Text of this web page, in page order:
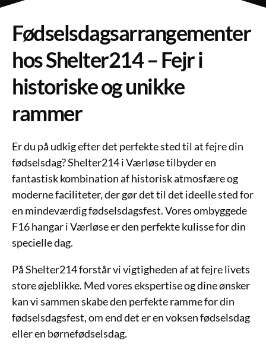
Fødselsdagsarrangementer
hos Shelter214 – Fejr i
historiske og unikke
rammer
Er du på udkig efter det perfekte sted til at fejre din
fødselsdag? Shelter214 i Værløse tilbyder en
fantastisk kombination af historisk atmosfære og
moderne faciliteter, der gør det til det ideelle sted for
en mindeværdig fødselsdagsfest. Vores ombyggede
F16 hangar i Værløse er den perfekte kulisse for din
specielle dag.
På Shelter214 forstår vi vigtigheden af at fejre livets
store øjeblikke. Med vores ekspertise og dine ønsker
kan vi sammen skabe den perfekte ramme for din
fødselsdagsfest, om end det er en voksen fødselsdag
eller en børnefødselsdag.